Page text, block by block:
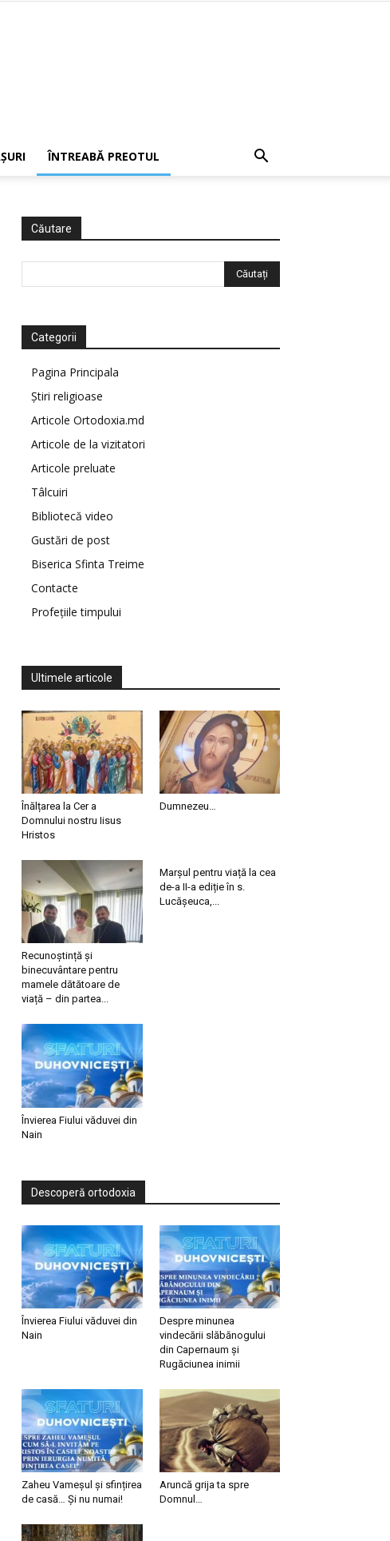
ÎNTREABĂ PREOTUL
Căutare
Categorii
Pagina Principala
Știri religioase
Articole Ortodoxia.md
Articole de la vizitatori
Articole preluate
Tâlcuiri
Bibliotecă video
Gustări de post
Biserica Sfinta Treime
Contacte
Profețiile timpului
Ultimele articole
Înălțarea la Cer a
Domnului nostru Iisus
Hristos
Dumnezeu…
Recunoștință și
binecuvântare pentru
mamele dătătoare de
viață – din partea...
Marșul pentru viață la cea
de-a II-a ediție în s.
Lucășeuca,...
Învierea Fiului văduvei din
Nain
Descoperă ortodoxia
Învierea Fiului văduvei din
Nain
Despre minunea
vindecării slăbănogului
din Capernaum și
Rugăciunea inimii
Zaheu Vameșul și sfințirea
de casă… Și nu numai!
Aruncă grija ta spre
Domnul…